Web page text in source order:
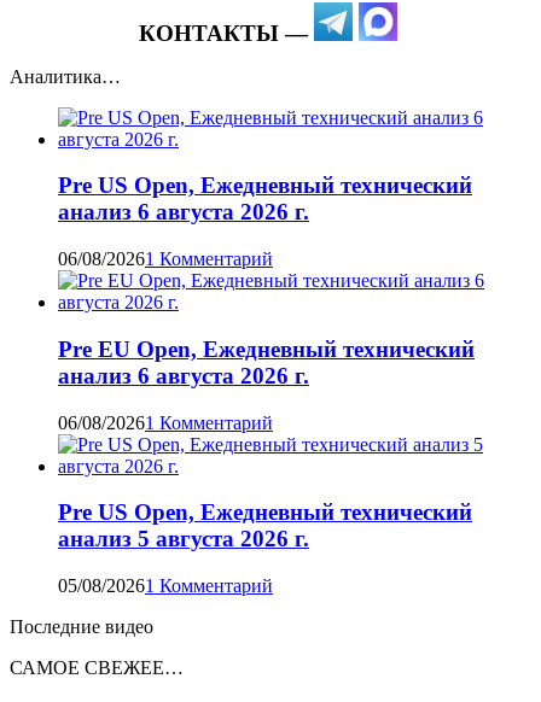
КОНТАКТЫ —
Аналитика…
Pre US Open, Ежедневный технический
анализ 6 августа 2026 г.
06/08/20261 Комментарий
Pre EU Open, Ежедневный технический
анализ 6 августа 2026 г.
06/08/20261 Комментарий
Pre US Open, Ежедневный технический
анализ 5 августа 2026 г.
05/08/20261 Комментарий
Последние видео
САМОЕ СВЕЖЕЕ…